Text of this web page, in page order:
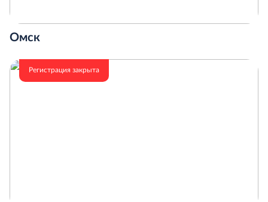
Омск
Регистрация закрыта